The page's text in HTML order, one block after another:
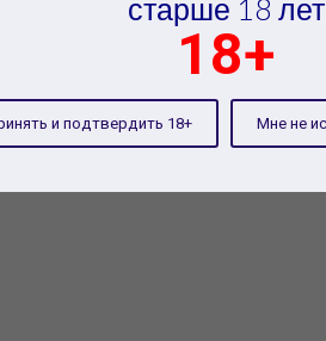
старше 18 лет
18+